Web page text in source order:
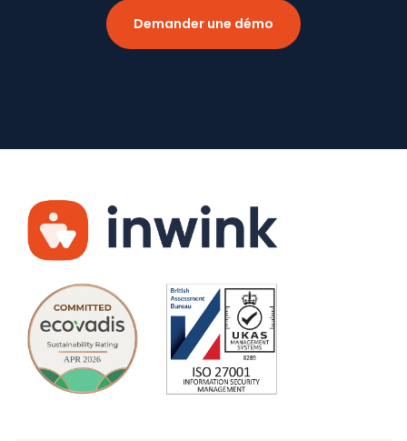
Demander une démo